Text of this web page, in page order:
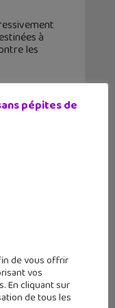
à
les
:
pépites de
de vous offrir
vos
En cliquant sur
de tous les